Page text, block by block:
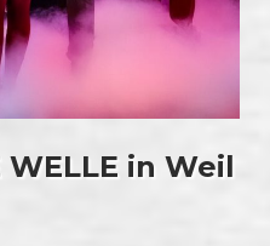
WELLE in Weil